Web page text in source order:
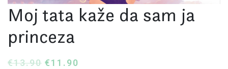
Moj tata kaže da sam ja
princeza
€13.90 €11.90